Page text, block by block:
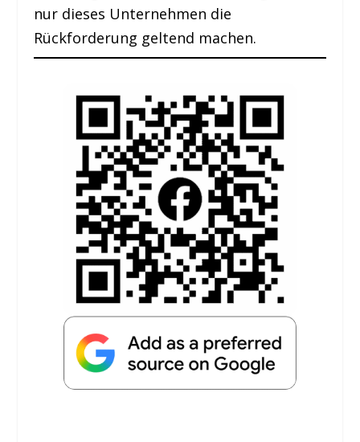
nur dieses Unternehmen die
Rückforderung geltend machen.